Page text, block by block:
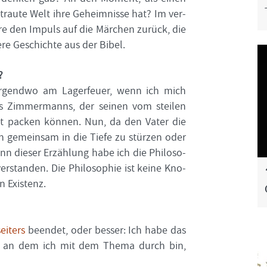
Welt ihre Ge­heim­nis­se hat? Im ver­
den Im­puls auf die Mär­chen zu­rück, die
Ge­schich­te aus der Bibel.
am La­ger­feu­er, wenn ich mich
der sei­nen vom stei­len
pa­cken kön­nen. Nun, da den Vater die
ge­mein­sam in die Tiefe zu stür­zen oder
die­ser Er­zäh­lung habe ich die Phi­lo­so­
Die Phi­lo­so­phie ist keine Kno­
Exis­tenz.
be­en­det, oder bes­ser: Ich habe das
an dem ich mit dem Thema durch bin,